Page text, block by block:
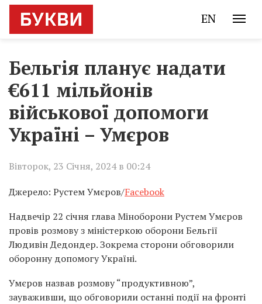
EN
Бельгія планує надати
€611 мільйонів
військової допомоги
Україні – Умєров
Вівторок, 23 Січня, 2024 в 00:24
Джерело: Рустем Умєров/Facebook
Надвечір 22 січня глава Міноборони Рустем Умєров
провів розмову з міністеркою оборони Бельгії
Людивін Дедондер. Зокрема сторони обговорили
оборонну допомогу Україні.
Умєров назвав розмову “продуктивною”,
зауваживши, що обговорили останні події на фронті